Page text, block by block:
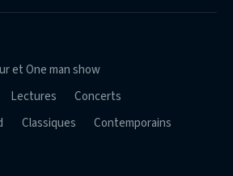
et One man show
Lectures
Concerts
Classiques
Contemporains